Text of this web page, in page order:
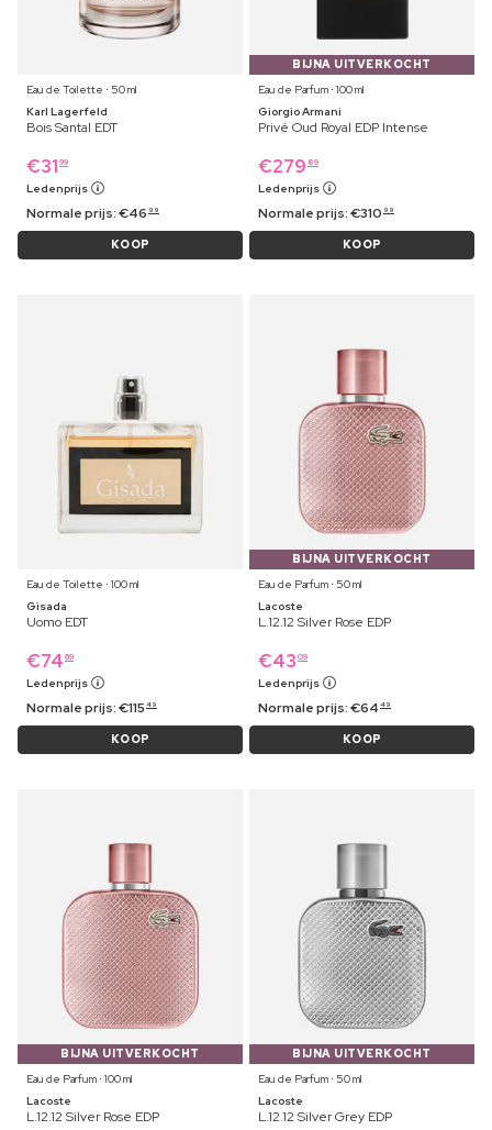
Eau de Toilette ⋅ 50 ml
Karl Lagerfeld
Bois Santal EDT
€31 99
Ledenprijs
Normale prijs:€46 99
KOOP
BIJNA UITVERKOCHT
Eau de Parfum ⋅ 100 ml
Giorgio Armani
Privé Oud Royal EDP Intense
€279 89
Ledenprijs
Normale prijs:€310 99
KOOP
Eau de Toilette ⋅ 100 ml
Gisada
Uomo EDT
€74 69
Ledenprijs
Normale prijs:€115 49
KOOP
BIJNA UITVERKOCHT
Eau de Parfum ⋅ 50 ml
Lacoste
L.12.12 Silver Rose EDP
€43 09
Ledenprijs
Normale prijs:€64 49
KOOP
BIJNA UITVERKOCHT
Eau de Parfum ⋅ 100 ml
Lacoste
L.12.12 Silver Rose EDP
BIJNA UITVERKOCHT
Eau de Parfum ⋅ 50 ml
Lacoste
L.12.12 Silver Grey EDP